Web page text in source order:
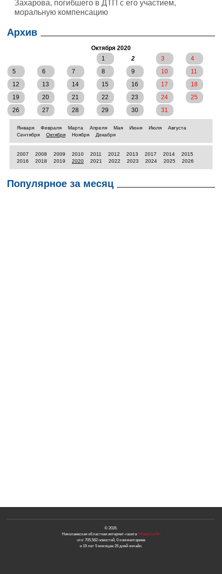
Захарова, погибшего в ДТП с его участием,
моральную компенсацию
Архив
Октября 2020
1
2 3
4
5
6 7 8 9 10
11
12
13 14 15 16 17
18
19
20 21 22 23 24
25
26
27 28 29 30 31
Января Февраля Марта Апреля Мая Июня Июля
Августа
Сентября
Октября Ноября Декабря
2007 2008 2009 2010 2011 2012 2013 2017 2014
2015
2016
2018 2019 2020 2021 2022 2023 2024 2025 2026
Популярное за месяц
© 2026.
Николаевская областная интернет-газета«Новости N»
это: 705,582 новостей, 0 комментариев
и 19 лет 5 месяцев 26 дней онлайн.